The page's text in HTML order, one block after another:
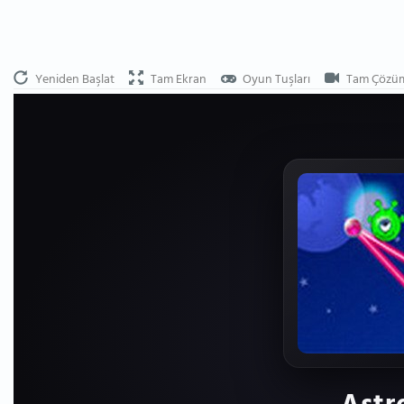
Yeniden Başlat Tam Ekran Oyun Tuşları Tam